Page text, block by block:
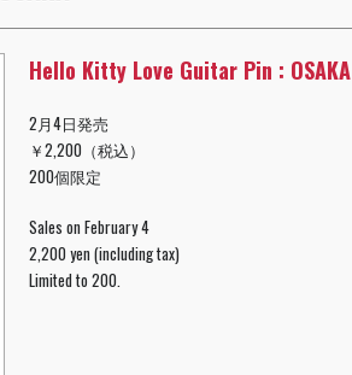
Hello Kitty Love Guitar Pin : OSAKA
2月4日発売
￥2,200（税込）
200個限定
Sales on February 4
2,200 yen (including tax)
Limited to 200.